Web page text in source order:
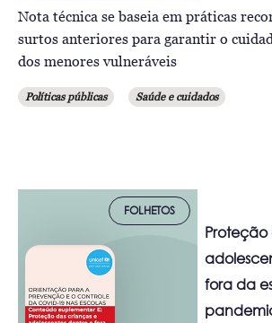
Nota técnica se baseia em práticas
surtos anteriores para garantir o
dos menores vulneráveis
Políticas públicas Saúde e cuidados
FOLHETOS
Proteção
fora da